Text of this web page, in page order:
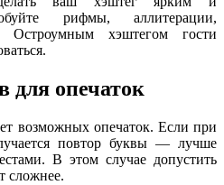
рифмы, аллитерации,
хэштегом гости
для опечаток
возможных опечаток. Если при
повтор буквы — лучше
В этом случае допустить
сложнее.